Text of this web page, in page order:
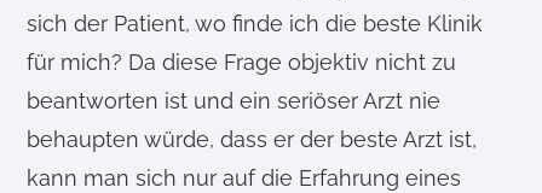
sich der Patient, wo finde ich die beste Klinik
für mich? Da diese Frage objektiv nicht zu
beantworten ist und ein seriöser Arzt nie
behaupten würde, dass er der beste Arzt ist,
kann man sich nur auf die Erfahrung eines